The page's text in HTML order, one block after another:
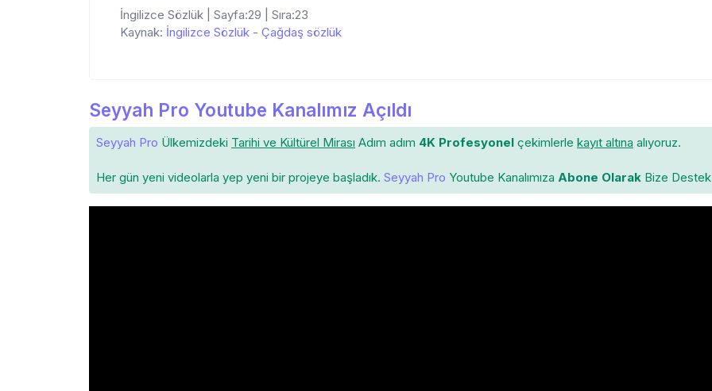
İngilizce Sözlük | Sayfa:29 | Sıra:23
Kaynak: İngilizce Sözlük - Çağdaş sözlük
Seyyah Pro Youtube Kanalımız Açıldı
Seyyah Pro Ülkemizdeki Tarihi ve Kültürel Mirası Adım adım 4K Profesyonel çekimlerle kayıt altına alıyoruz.
Her gün yeni videolarla yep yeni bir projeye başladık. Seyyah Pro Youtube Kanalımıza Abone Olarak Bize Destek